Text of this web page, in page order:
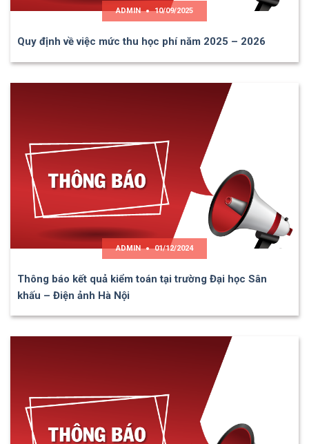
ADMIN 10/09/2025
Quy định về việc mức thu học phí năm 2025 – 2026
ADMIN 01/12/2024
Thông báo kết quả kiểm toán tại trường Đại học Sân
khấu – Điện ảnh Hà Nội